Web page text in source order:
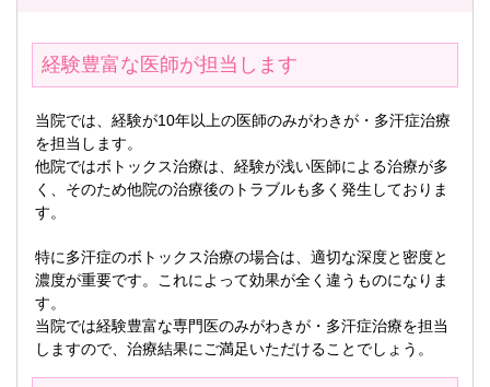
経験豊富な医師が担当します
当院では、経験が10年以上の医師のみがわきが・多汗症治療
を担当します。
他院ではボトックス治療は、経験が浅い医師による治療が多
く、そのため他院の治療後のトラブルも多く発生しておりま
す。
特に多汗症のボトックス治療の場合は、適切な深度と密度と
濃度が重要です。これによって効果が全く違うものになりま
す。
当院では経験豊富な専門医のみがわきが・多汗症治療を担当
しますので、治療結果にご満足いただけることでしょう。